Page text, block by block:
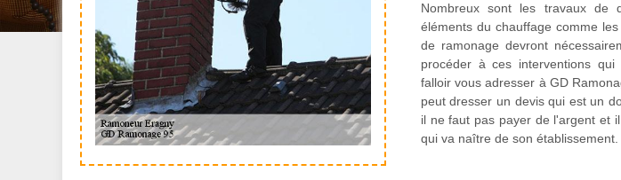
Nombreux sont les travaux de
éléments du chauffage comme
de ramonage devront
procéder à ces interventions
falloir vous adresser à GD
peut dresser un devis qui est un
il ne faut pas payer de l'argent et
qui va naître de son établissement.